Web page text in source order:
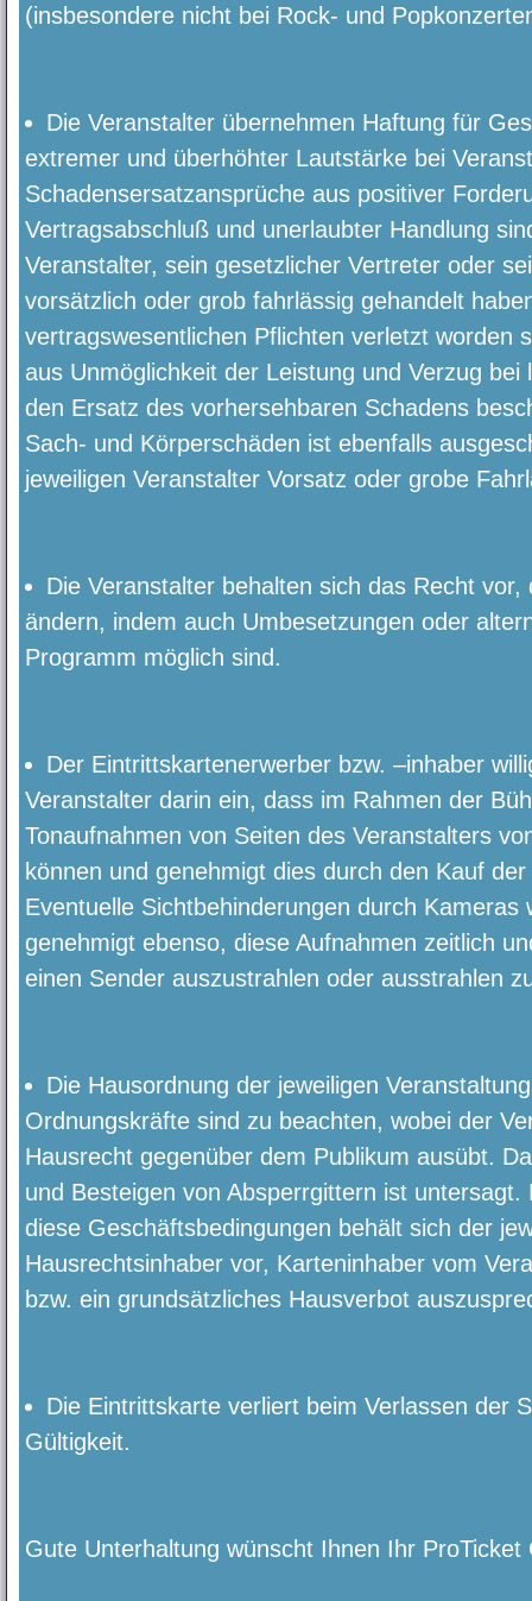
(insbesondere nicht bei Rock- und
Die Veranstalter übernehmen Haftung für
extremer und überhöhter Lautstärke bei
Schadensersatzansprüche aus positiver
Vertragsabschluß und unerlaubter Handlung
Veranstalter, sein gesetzlicher Vertreter oder
vorsätzlich oder grob fahrlässig gehandelt
vertragswesentlichen Pflichten verletzt worden
aus Unmöglichkeit der Leistung und Verzug
den Ersatz des vorhersehbaren Schadens
Sach- und Körperschäden ist ebenfalls
jeweiligen Veranstalter Vorsatz oder grobe
Die Veranstalter behalten sich das Recht
ändern, indem auch Umbesetzungen oder
Programm möglich sind.
Der Eintrittskartenerwerber bzw. –inhaber
Veranstalter darin ein, dass im Rahmen der
Tonaufnahmen von Seiten des Veranstalters
können und genehmigt dies durch den Kauf
Eventuelle Sichtbehinderungen durch Kameras
genehmigt ebenso, diese Aufnahmen zeitlich
einen Sender auszustrahlen oder ausstrahlen
Die Hausordnung der jeweiligen
Ordnungskräfte sind zu beachten, wobei der
Hausrecht gegenüber dem Publikum ausübt.
und Besteigen von Absperrgittern ist untersagt.
diese Geschäftsbedingungen behält sich der
Hausrechtsinhaber vor, Karteninhaber vom
bzw. ein grundsätzliches Hausverbot
Die Eintrittskarte verliert beim Verlassen der
Gültigkeit.
Gute Unterhaltung wünscht Ihnen Ihr ProTicket